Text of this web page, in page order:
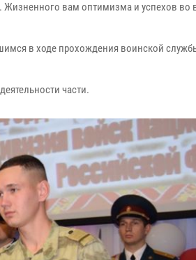
Жизненного вам оптимизма и успехов во
в ходе прохождения воинской
части.